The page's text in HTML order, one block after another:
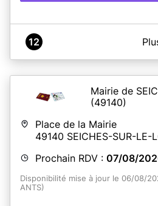
A propos de Mairie de Pleumeleuc
En savoir
12
Mairie de
(49140)
Place de la Mairie
49140 SEICHES-SUR-LE-
Prochain RDV : 07/08/
Disponibilité mise à jour le 06/08/
ANTS)